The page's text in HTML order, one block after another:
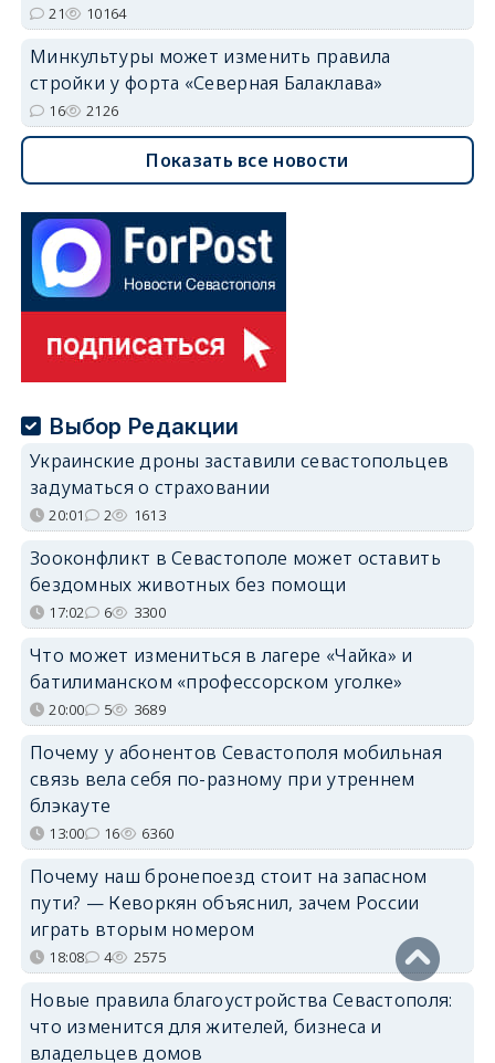
21 10164
Минкультуры может изменить правила
стройки у форта «Северная Балаклава»
16 2126
Показать все новости
Выбор Редакции
Украинские дроны заставили севастопольцев
задуматься о страховании
20:01 2 1613
Зооконфликт в Севастополе может оставить
бездомных животных без помощи
17:02 6 3300
Что может измениться в лагере «Чайка» и
батилиманском «профессорском уголке»
20:00 5 3689
Почему у абонентов Севастополя мобильная
связь вела себя по-разному при утреннем
блэкауте
13:00 16 6360
Почему наш бронепоезд стоит на запасном
пути? — Кеворкян объяснил, зачем России
играть вторым номером
18:08 4 2575
Новые правила благоустройства Севастополя:
что изменится для жителей, бизнеса и
владельцев домов